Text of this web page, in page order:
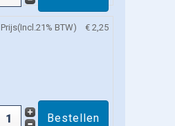
Prijs(Incl.21% BTW) € 2,25